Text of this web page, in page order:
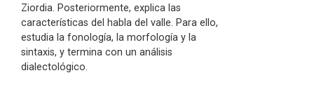
Ziordia. Posteriormente, explica las
características del habla del valle. Para ello,
estudia la fonología, la morfología y la
sintaxis, y termina con un análisis
dialectológico.